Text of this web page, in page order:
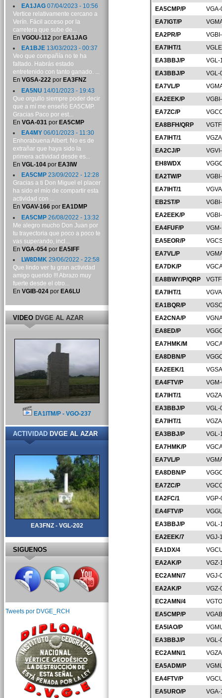
EA5CMP/P
EA7IGT/P
EA2PR/P
EA7IHT/1
EA3BBJ/P
VGL-
EA3BBJ/P
VGL-
EA7VL/P
EA2EEK/P
EA7ZC/P
EA8BFH/QRP
EA7IHT/1
EA2CJ/P
EH8WDX
EA2TW/P
EA7IHT/1
EB2ST/P
EA2EEK/P
EA4FUF/P
EA5EOR/P
EA7VL/P
EA7DK/P
EA8BWY/P/QRP
EA7IHT/1
EA1BQR/P
EA2CNA/P
EA8ED/P
EA7HMK/M
EA8DBN/P
EA2EEK/1
EA4FTV/P
EA7IHT/1
EA3BBJ/P
VGL-
EA7IHT/1
EA3BBJ/P
VGL-
EA7HMK/P
EA7VL/P
EA8DBN/P
EA7ZC/P
EA2FC/1
EA4FTV/P
EA3BBJ/P
VGL-
EA2EEK/7
VGJ-
EA1DX/4
EA2AK/P
VGZ-
EC2AMN/7
VGJ-
EA2AK/P
VGZ-
EC2AMN/4
EA5CMP/P
EA5IAO/P
EA3BBJ/P
VGL-
EC2AMN/1
EA5ADM/P
EA4FTV/P
EA5URO/P
EA1JAG07/04/2023 - 10:56
Vertice relativamente cercano a
Verín. Fácil acceso por la
carretera que sube de...
En VGOU-112por EA1JAG
EA1BJE13/03/2023 - 00:37
Veo que compañía no te ha
faltado. Habrás estado
entretenido con tanto ganado. ...
En VGSA-222por EA3FNZ
EA5NU 14/01/2023 - 19:43
Que orgullo siempre poder decir
que a mí me enseñó EA5CMP.
Gracias Paco por est...
En VGA-031 por EA5CMP
EA4MY06/01/2023 - 11:30
Enhorabuena Albert. No es de
extrañar que haya sido la
primera actividad desde es...
En VGL-104por EA3IW
EA5CMP23/09/2022 - 12:28
Gracias a ti Don Miguel el placer
ha sido el mío de compartir esta
actividad con ...
En VGAV-166por EA1DMP
EA5CMP26/08/2022 - 13:32
Me alegro mucho Don Juan por
tu trayectoria que poco a poco te
vas superando, incl...
En VGA-054por EA5IFF
LW8DMK29/06/2022 - 22:58
Que lindo ver tu gran actividad
amigo querido !!! Abrazo muy
fuerte desde el otro...
En VGIB-024por EA6LU
VIDEODVGE AL AZAR
EA1ITM/P - VGO-237
ACTIVIDADDVGE AL AZAR
EA3FNZ - VGL-202
SIGUENOS
Tweets por DVGE_RCH